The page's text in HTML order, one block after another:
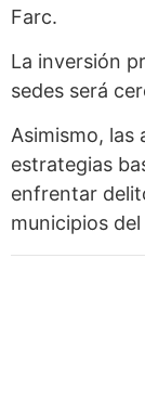
Farc.
La inversión
sedes será
Asimismo, las
estrategias
enfrentar
municipios